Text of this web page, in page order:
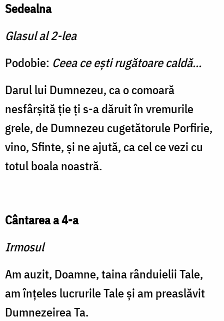
Sedealna
Glasul al 2-lea
Podobie: Ceea ce ești rugătoare caldă...
Darul lui Dumnezeu, ca o comoară
nesfârșită ție ți s-a dăruit în vremurile
grele, de Dumnezeu cugetătorule Porfirie,
vino, Sfinte, și ne ajută, ca cel ce vezi cu
totul boala noastră.
Cântarea a 4-a
Irmosul
Am auzit, Doamne, taina rânduielii Tale,
am înțeles lucrurile Tale și am preaslăvit
Dumnezeirea Ta.